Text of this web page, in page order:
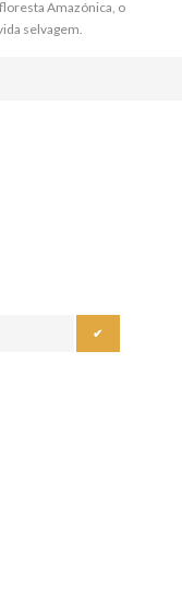
Amazónica, o
selvagem.
✔